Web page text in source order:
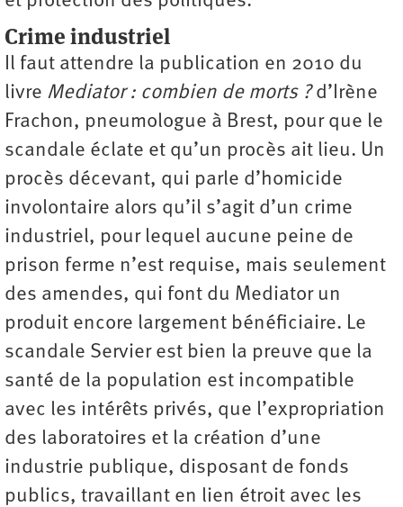
Crime industriel
Il faut attendre la publication en 2010 du
livre Mediator : combien de morts ?d’Irène
Frachon, pneumologue à Brest, pour que le
scandale éclate et qu’un procès ait lieu. Un
procès décevant, qui parle d’homicide
involontaire alors qu’il s’agit d’un crime
industriel, pour lequel aucune peine de
prison ferme n’est requise, mais seulement
des amendes, qui font du Mediator un
produit encore largement bénéficiaire. Le
scandale Servier est bien la preuve que la
santé de la population est incompatible
avec les intérêts privés, que l’expropriation
des laboratoires et la création d’une
industrie publique, disposant de fonds
publics, travaillant en lien étroit avec les